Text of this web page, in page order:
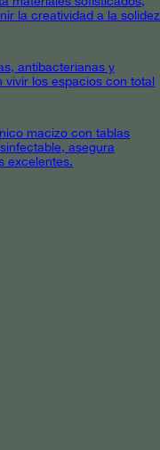
la creatividad a la solidez
antibacterianas y
vivir los espacios con total
macizo con tablas
asegura
excelentes.